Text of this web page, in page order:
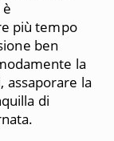
più tempo
ben
la
assaporare la
di